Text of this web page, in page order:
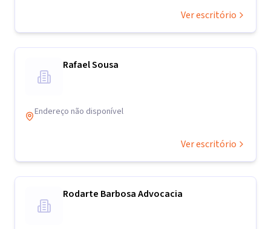
Ver escritório
Rafael Sousa
Endereço não disponível
Ver escritório
Rodarte Barbosa Advocacia